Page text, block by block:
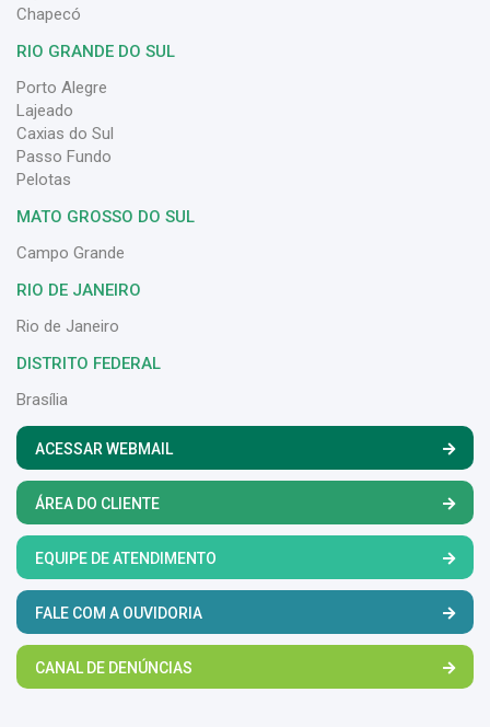
Chapecó
RIO GRANDE DO SUL
Porto Alegre
Lajeado
Caxias do Sul
Passo Fundo
Pelotas
MATO GROSSO DO SUL
Campo Grande
RIO DE JANEIRO
Rio de Janeiro
DISTRITO FEDERAL
Brasília
ACESSAR WEBMAIL
ÁREA DO CLIENTE
EQUIPE DE ATENDIMENTO
FALE COM A OUVIDORIA
CANAL DE DENÚNCIAS